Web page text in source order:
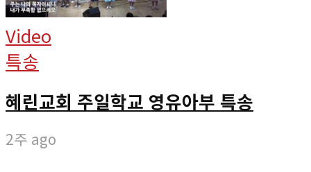
Video
특송
혜린교회 주일학교 영유아부 특송
2주 ago